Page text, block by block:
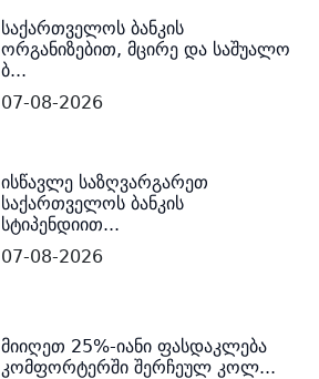
საქართველოს ბანკის
ორგანიზებით, მცირე და საშუალო
ბ...
07-08-2026
ისწავლე საზღვარგარეთ
საქართველოს ბანკის
სტიპენდიით...
07-08-2026
მიიღეთ 25%-იანი ფასდაკლება
კომფორტერში შერჩეულ კოლ...